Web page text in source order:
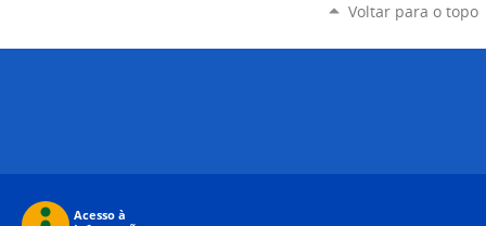
Voltar para o topo